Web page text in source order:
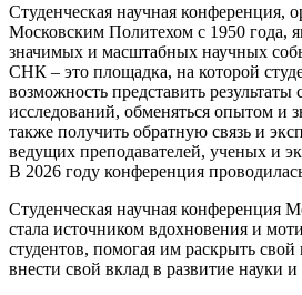
Студенческая научная конференция,
Московским Политехом с 1950 года,
значимых и масштабных научных
СНК – это площадка, на которой
возможность представить
исследований, обменяться опытом и
также получить обратную связь и
ведущих преподавателей, ученых и
В 2026 году конференция
Студенческая научная конференция
стала источником вдохновения и
студентов, помогая им раскрыть
внести свой вклад в развитие науки